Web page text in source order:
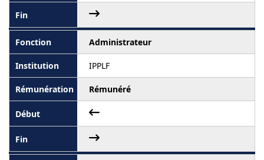
Administrateur
IPPLF
Rémunéré